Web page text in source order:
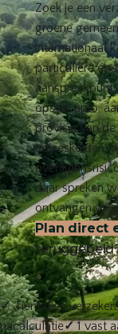
Zoek je een
groene
internationaal
particuliere én
opstal, auto,
provisie van
advieskosten.
daar spreken
ontvangen wij
Plan direct
✓Tientallen
nacalculatie✓1 vast